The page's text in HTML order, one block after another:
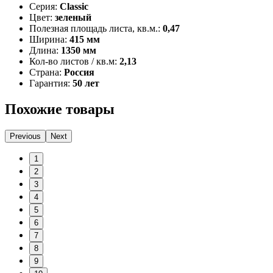
Серия: Classic
Цвет: зеленый
Полезная площадь листа, кв.м.: 0,47
Ширина: 415 мм
Длина: 1350 мм
Кол-во листов / кв.м: 2,13
Страна: Россия
Гарантия: 50 лет
Похожие товары
Previous Next
1
2
3
4
5
6
7
8
9